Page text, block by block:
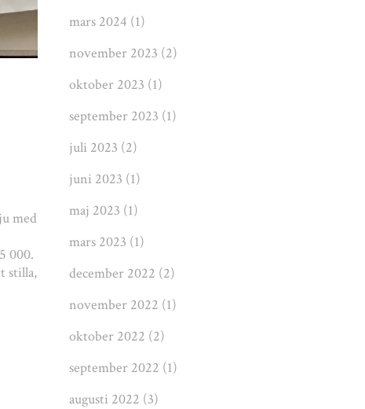
med
000.
stilla,
mars 2024 (1)
november 2023 (2)
oktober 2023 (1)
september 2023 (1)
juli 2023 (2)
juni 2023 (1)
maj 2023 (1)
mars 2023 (1)
december 2022 (2)
november 2022 (1)
oktober 2022 (2)
september 2022 (1)
augusti 2022 (3)